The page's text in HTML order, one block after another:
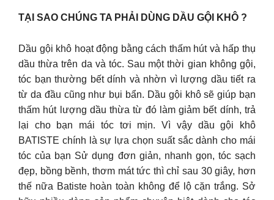
TẠI SAO CHÚNG TA PHẢI DÙNG DẦU GỘI KHÔ ?
Dầu gội khô hoạt động bằng cách thấm hút và hấp thụ
dầu thừa trên da và tóc. Sau một thời gian không gội,
tóc bạn thường bết dính và nhờn vì lượng dầu tiết ra
từ da đầu cũng như bụi bẩn. Dầu gội khô sẽ giúp bạn
thấm hút lượng dầu thừa từ đó làm giảm bết dính, trả
lại cho bạn mái tóc tơi mịn. Vì vậy dầu gội khô
BATISTE chính là sự lựa chọn suất sắc dành cho mái
tóc của bạn Sử dụng đơn giản, nhanh gọn, tóc sạch
đẹp, bồng bềnh, thơm mát tức thì chỉ sau 30 giây, hơn
thế nữa Batiste hoàn toàn không để lộ cặn trắng. Sở